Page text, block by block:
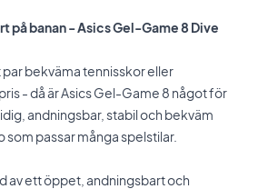
på banan -Asics Gel-Game 8 Dive
bekväma tennisskor eller
- då är Asics Gel-Game 8 något för
andningsbar, stabil och bekväm
passar många spelstilar.
av ett öppet, andningsbart och